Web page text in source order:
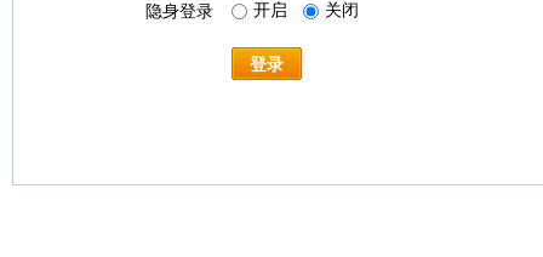
隐身登录 开启 关闭
登录